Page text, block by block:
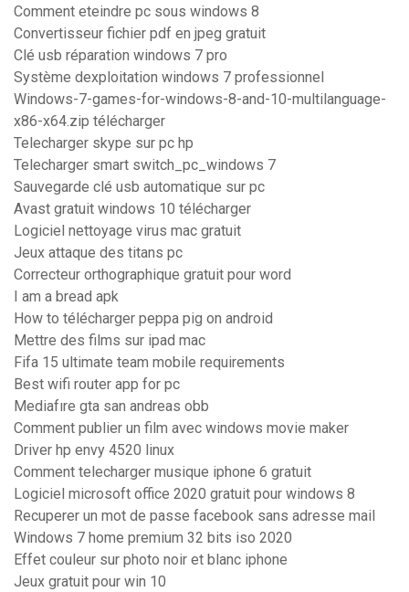
Comment eteindre pc sous windows 8
Convertisseur fichier pdf en jpeg gratuit
Clé usb réparation windows 7 pro
Système dexploitation windows 7 professionnel
Windows-7-games-for-windows-8-and-10-multilanguage-
x86-x64.zip télécharger
Telecharger skype sur pc hp
Telecharger smart switch_pc_windows 7
Sauvegarde clé usb automatique sur pc
Avast gratuit windows 10 télécharger
Logiciel nettoyage virus mac gratuit
Jeux attaque des titans pc
Correcteur orthographique gratuit pour word
I am a bread apk
How to télécharger peppa pig on android
Mettre des films sur ipad mac
Fifa 15 ultimate team mobile requirements
Best wifi router app for pc
Mediafıre gta san andreas obb
Comment publier un film avec windows movie maker
Driver hp envy 4520 linux
Comment telecharger musique iphone 6 gratuit
Logiciel microsoft office 2020 gratuit pour windows 8
Recuperer un mot de passe facebook sans adresse mail
Windows 7 home premium 32 bits iso 2020
Effet couleur sur photo noir et blanc iphone
Jeux gratuit pour win 10